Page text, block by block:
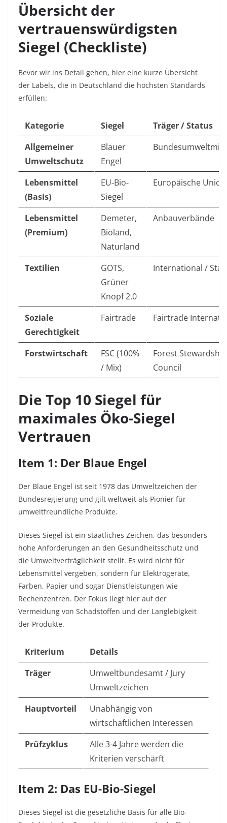
Übersicht der
vertrauenswürdigsten
Siegel (Checkliste)
Bevor wir ins Detail gehen, hier eine kurze Übersicht
der Labels, die in Deutschland die höchsten Standards
erfüllen:
Kategorie Siegel
Träger / Status
Allgemeiner
Umweltschutz
Blauer
Engel
Lebensmittel
(Basis)
EU-Bio-
Siegel
Europäische Union
Lebensmittel
(Premium)
Demeter,
Bioland,
Naturland
Anbauverbände
Textilien
GOTS,
Grüner
Knopf 2.0
International /
Soziale
Gerechtigkeit
Fairtrade Fairtrade
Forstwirtschaft
FSC (100%
/ Mix)
Forest Stewardship
Council
Die Top 10 Siegel für
maximales Öko-Siegel
Vertrauen
Item 1: Der Blaue Engel
Der Blaue Engel ist seit 1978 das Umweltzeichen der
Bundesregierung und gilt weltweit als Pionier für
umweltfreundliche Produkte.
Dieses Siegel ist ein staatliches Zeichen, das besonders
hohe Anforderungen an den Gesundheitsschutz und
die Umweltverträglichkeit stellt. Es wird nicht für
Lebensmittel vergeben, sondern für Elektrogeräte,
Farben, Papier und sogar Dienstleistungen wie
Rechenzentren. Der Fokus liegt hier auf der
Vermeidung von Schadstoffen und der Langlebigkeit
der Produkte.
Kriterium
Details
Träger
Umweltbundesamt / Jury
Umweltzeichen
Hauptvorteil
Unabhängig von
wirtschaftlichen Interessen
Prüfzyklus
Alle 3-4 Jahre werden die
Kriterien verschärft
Item 2: Das EU-Bio-Siegel
Dieses Siegel ist die gesetzliche Basis für alle Bio-